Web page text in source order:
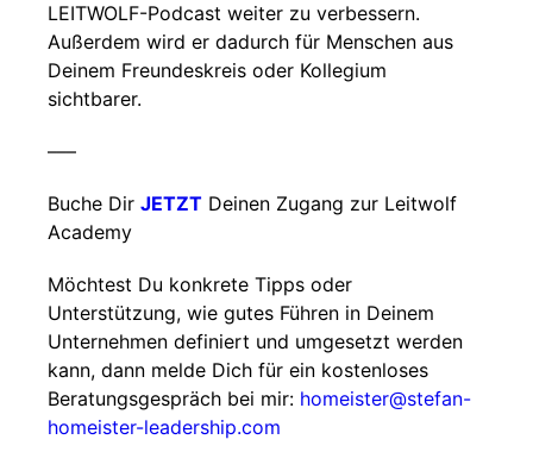
LEITWOLF-Podcast weiter zu verbessern.
Außerdem wird er dadurch für Menschen aus
Deinem Freundeskreis oder Kollegium
sichtbarer.
–––
Buche Dir JETZT Deinen Zugang zur Leitwolf
Academy
Möchtest Du konkrete Tipps oder
Unterstützung, wie gutes Führen in Deinem
Unternehmen definiert und umgesetzt werden
kann, dann melde Dich für ein kostenloses
Beratungsgespräch bei mir: homeister@stefan-
homeister-leadership.com